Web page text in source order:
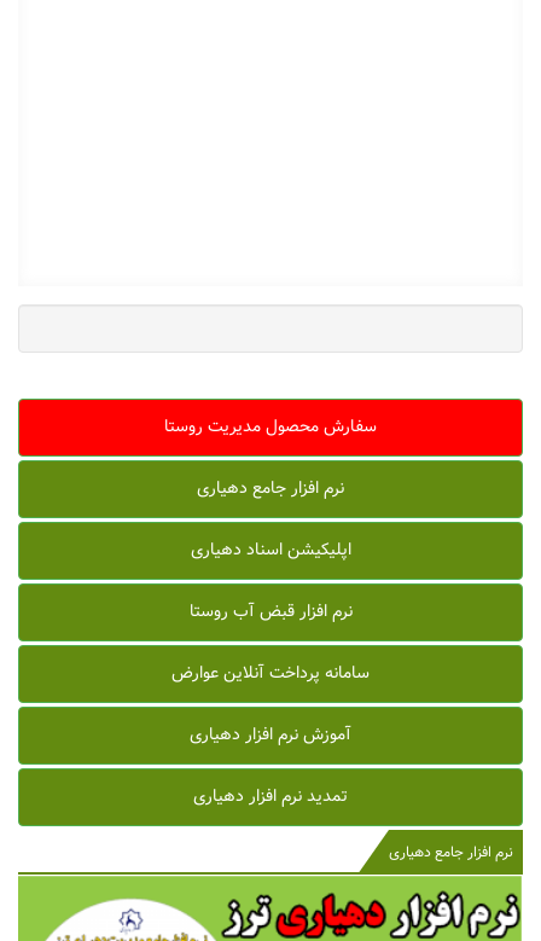
سفارش محصول مدیریت روستا
نرم افزار جامع دهیاری
اپلیکیشن اسناد دهیاری
نرم افزار قبض آب روستا
سامانه پرداخت آنلاین عوارض
آموزش نرم افزار دهیاری
تمدید نرم افزار دهیاری
نرم افزار جامع دهیاری